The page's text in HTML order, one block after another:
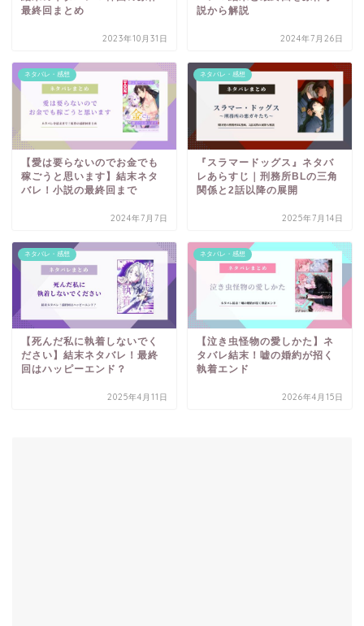
最終回まとめ
2023年10月31日
説から解説
2024年7月26日
ネタバレ・感想
【愛は要らないのでお金でも
稼ごうと思います】結末ネタ
バレ！小説の最終回まで
2024年7月7日
ネタバレ・感想
『スラマードッグス』ネタバ
レあらすじ｜刑務所BLの三角
関係と2話以降の展開
2025年7月14日
ネタバレ・感想
【死んだ私に執着しないでく
ださい】結末ネタバレ！最終
回はハッピーエンド？
2025年4月11日
ネタバレ・感想
【泣き虫怪物の愛しかた】ネ
タバレ結末！嘘の婚約が招く
執着エンド
2026年4月15日